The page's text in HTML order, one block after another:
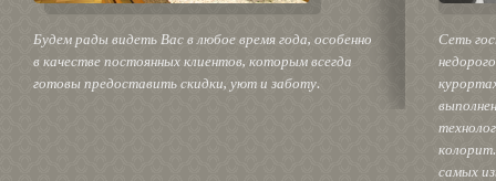
Будем рады видеть Вас в любое время года, особенно
в качестве постоянных клиентов, которым всегда
готовы предоставить скидки, уют и заботу.
Сеть
самых